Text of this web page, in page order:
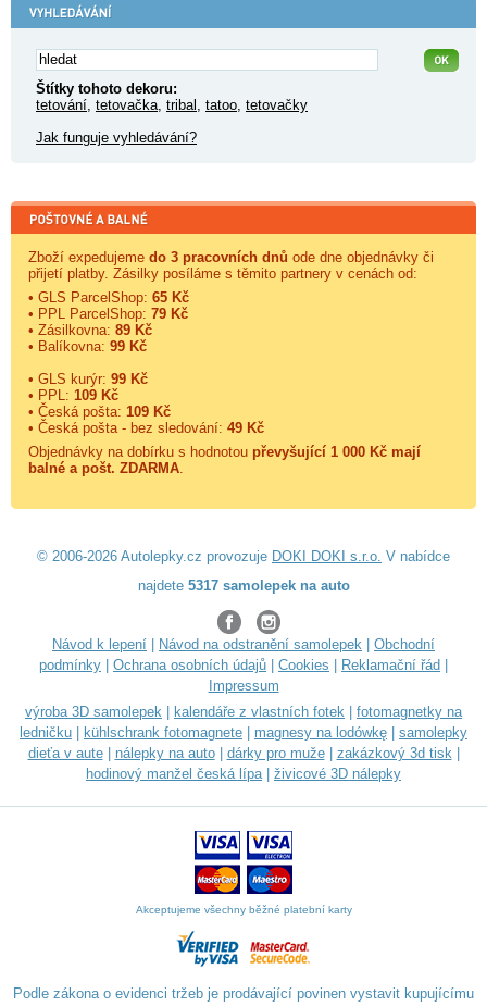
Štítky tohoto dekoru:
tetování, tetovačka, tribal , tatoo, tetovačky
Jak funguje vyhledávání?
Zboží expedujeme do 3 pracovních dnů ode dne objednávky či
přijetí platby. Zásilky posíláme s těmito partnery v cenách od:
• GLS ParcelShop: 65 Kč
• PPL ParcelShop: 79 Kč
• Zásilkovna: 89 Kč
• Balíkovna: 99 Kč
• GLS kurýr: 99 Kč
• PPL: 109 Kč
• Česká pošta: 109 Kč
• Česká pošta - bez sledování: 49 Kč
Objednávky na dobírku s hodnotou převyšující 1 000 Kč mají
balné a pošt. ZDARMA.
© 2006-2026 Autolepky.cz provozuje DOKI DOKI s.r.o. V nabídce
najdete 5317 samolepek na auto
Návod k lepení Návod na odstranění samolepek
Obchodní
podmínky
Ochrana osobních údajů Cookies Reklamační řád
Impressum
výroba 3D samolepek
kalendáře z vlastních fotek
fotomagnetky na
ledničku
kühlschrank fotomagnete magnesy na lodówkę
samolepky
dieťa v aute| nálepky na auto| dárky pro muže| zakázkový 3d tisk|
hodinový manžel česká lípa| živicové 3D nálepky
Akceptujeme všechny běžné platební karty
Podle zákona o evidenci tržeb je prodávající povinen vystavit kupujícímu